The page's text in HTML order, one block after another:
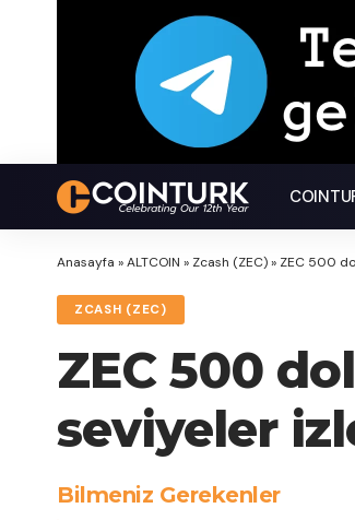
Anasayfa »ALTCOIN » Zcash (ZEC)» ZEC 500
ZCASH (ZEC)
ZEC 500
seviyeler
Bilmeniz Gerekenler